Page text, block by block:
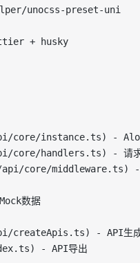
unocss-preset-uni
+ husky
core/instance.ts) -
core/handlers.ts) - 请
api/core/middleware.ts) -
数据
createApis.ts) - API生
) - API导出